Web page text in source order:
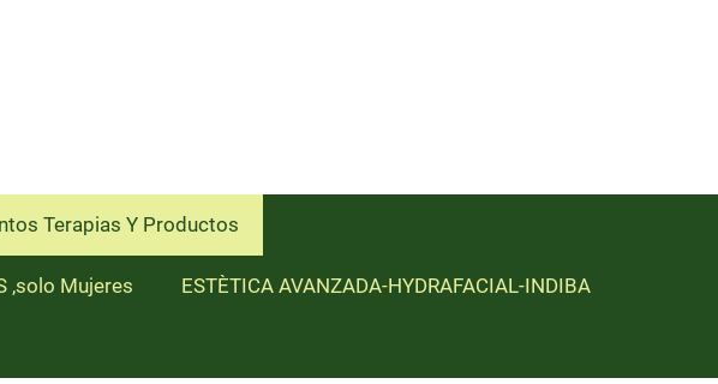
Terapias Y Productos
,solo Mujeres ESTÈTICA AVANZADA-HYDRAFACIAL-INDIBA